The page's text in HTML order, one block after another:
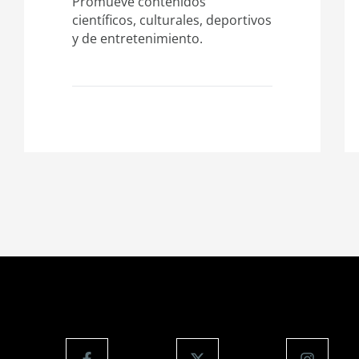
científicos, culturales, deportivos
y de entretenimiento.